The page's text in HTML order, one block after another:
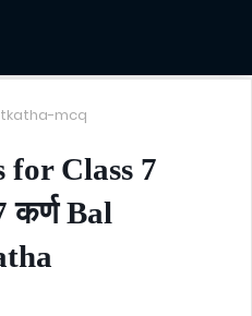
mcq
for Class 7
Bal